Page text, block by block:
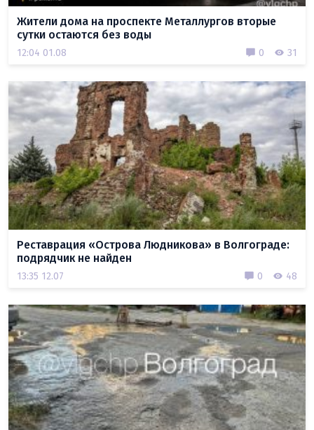
Жители дома на проспекте Металлургов вторые
сутки остаются без воды
12:04 01.08 0 31
Реставрация «Острова Людникова» в Волгограде:
подрядчик не найден
13:35 12.07 0 48